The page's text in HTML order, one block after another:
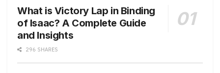
What is Victory Lap in Binding
of Isaac? A Complete Guide
and Insights
296 SHARES